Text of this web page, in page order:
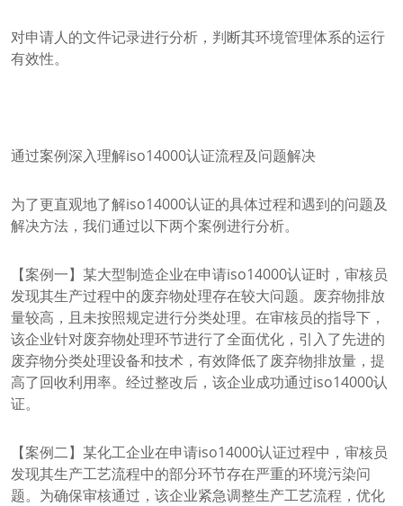
对申请人的文件记录进行分析，判断其环境管理体系的运行
有效性。
通过案例深入理解iso14000认证流程及问题解决
为了更直观地了解iso14000认证的具体过程和遇到的问题及
解决方法，我们通过以下两个案例进行分析。
【案例一】某大型制造企业在申请iso14000认证时，审核员
发现其生产过程中的废弃物处理存在较大问题。废弃物排放
量较高，且未按照规定进行分类处理。在审核员的指导下，
该企业针对废弃物处理环节进行了全面优化，引入了先进的
废弃物分类处理设备和技术，有效降低了废弃物排放量，提
高了回收利用率。经过整改后，该企业成功通过iso14000认
证。
【案例二】某化工企业在申请iso14000认证过程中，审核员
发现其生产工艺流程中的部分环节存在严重的环境污染问
题。为确保审核通过，该企业紧急调整生产工艺流程，优化